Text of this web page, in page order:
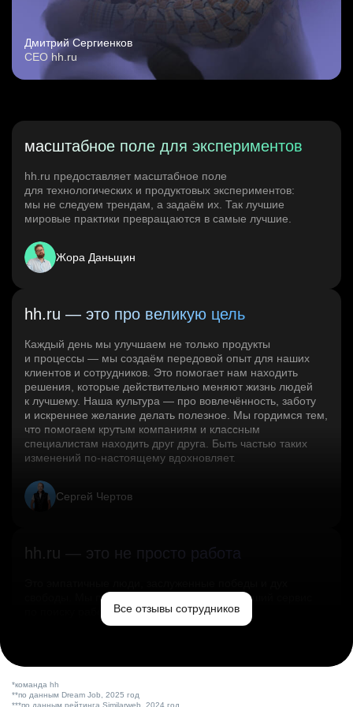
Дмитрий Сергиенков
CEO hh.ru
масштабное поле для экспериментов
hh.ru предоставляет масштабное поле
для технологических и продуктовых экспериментов:
мы не следуем трендам, а задаём их. Так лучшие
мировые практики превращаются в самые лучшие.
Жора Даньщин
hh.ru — это про великую цель
Каждый день мы улучшаем не только продукты
и процессы — мы создаём передовой опыт для наших
клиентов и сотрудников. Это помогает нам находить
решения, которые действительно меняют жизнь людей
к лучшему. Наша культура — про вовлечённость, заботу
и искреннее желание делать полезное. Мы гордимся тем,
что помогаем крутым компаниям и классным
специалистам находить друг друга. Быть частью таких
изменений по‑настоящему вдохновляет.
Сергей Чертов
hh.ru — это не просто работа
свободы. Мы помогаем миру и создаём лучший сервис
по поиску работы в стране.Все отзывы сотрудников
*команда hh
**по данным Dream Job, 2025 год
***по данным рейтинга Similarweb, 2024 год